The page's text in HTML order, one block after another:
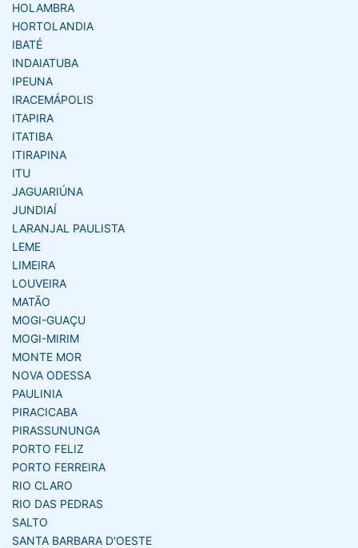
HOLAMBRA
HORTOLANDIA
IBATÉ
INDAIATUBA
IPEUNA
IRACEMÁPOLIS
ITAPIRA
ITATIBA
ITIRAPINA
ITU
JAGUARIÚNA
JUNDIAÍ
LARANJAL PAULISTA
LEME
LIMEIRA
LOUVEIRA
MATÃO
MOGI-GUAÇU
MOGI-MIRIM
MONTE MOR
NOVA ODESSA
PAULINIA
PIRACICABA
PIRASSUNUNGA
PORTO FELIZ
PORTO FERREIRA
RIO CLARO
RIO DAS PEDRAS
SALTO
SANTA BARBARA D'OESTE